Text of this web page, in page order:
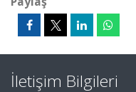
İletişim Bilgileri